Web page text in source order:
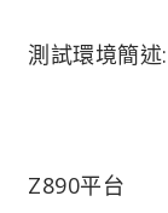
測試環境簡述:
Z890平台